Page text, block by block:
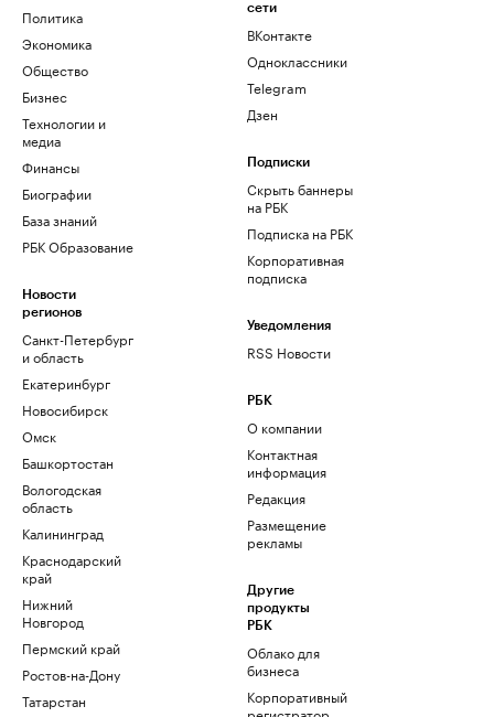
Политика
Экономика
Общество
Бизнес
Технологии и
медиа
Финансы
Биографии
База знаний
РБК Образование
Новости
регионов
Санкт-Петербург
и область
Екатеринбург
Новосибирск
Омск
Башкортостан
Вологодская
область
Калининград
Краснодарский
край
Нижний
Новгород
Пермский край
Ростов-на-Дону
Татарстан
сети
ВКонтакте
Одноклассники
Telegram
Дзен
Подписки
Скрыть баннеры
на РБК
Подписка на РБК
Корпоративная
подписка
Уведомления
RSS Новости
РБК
О компании
Контактная
информация
Редакция
Размещение
рекламы
Другие
продукты
РБК
Облако для
бизнеса
Корпоративный